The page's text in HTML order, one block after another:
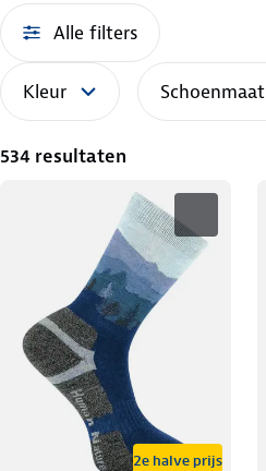
Alle filters
Kleur Schoenmaat
534 resultaten
2e halve prijs